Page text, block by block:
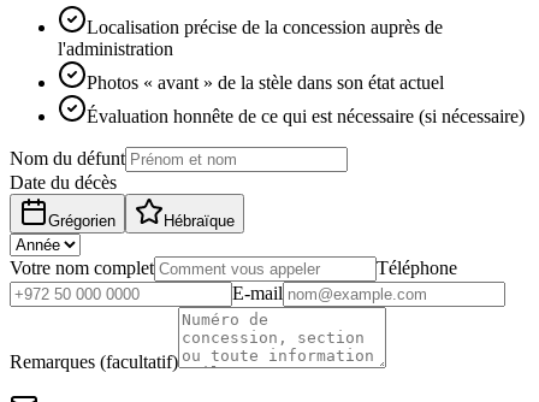
Localisation précise de la concession auprès de
l'administration
Photos « avant » de la stèle dans son état actuel
Évaluation honnête de ce qui est nécessaire (si nécessaire)
Nom du défunt
Date du décès
Grégorien Hébraïque
Votre nom complet
Téléphone
E-mail
Remarques (facultatif)